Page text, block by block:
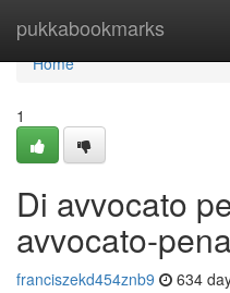
pukkabookmarks
Home
Home
1
Di avvocato
avvocato-
franciszekd454znb9 634